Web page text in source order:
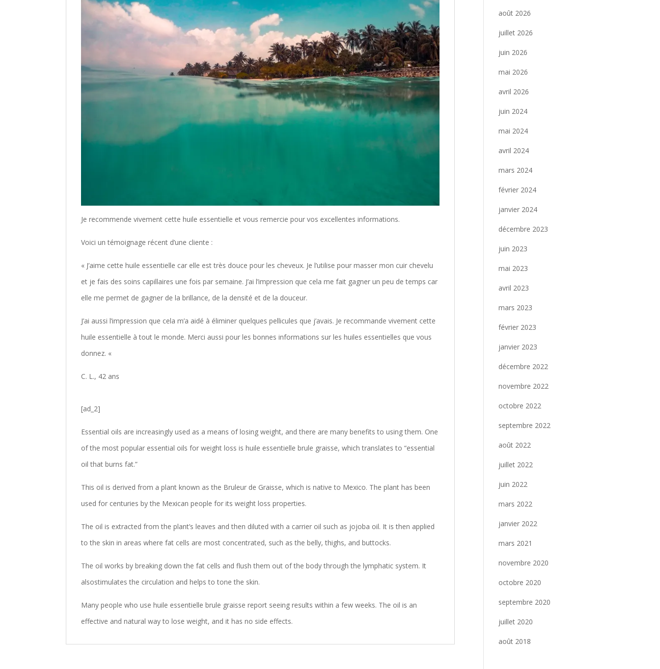
Je recommende vivement cette huile essentielle et vous remercie pour vos excellentes informations.
Voici un témoignage récent d’une cliente :
« J’aime cette huile essentielle car elle est très douce pour les cheveux. Je l’utilise pour masser mon cuir chevelu
et je fais des soins capillaires une fois par semaine. J’ai l’impression que cela me fait gagner un peu de temps car
elle me permet de gagner de la brillance, de la densité et de la douceur.
J’ai aussi l’impression que cela m’a aidé à éliminer quelques pellicules que j’avais. Je recommande vivement cette
huile essentielle à tout le monde. Merci aussi pour les bonnes informations sur les huiles essentielles que vous
donnez. «
C. L., 42 ans
[ad_2]
Essential oils are increasingly used as a means of losing weight, and there are many benefits to using them. One
of the most popular essential oils for weight loss is huile essentielle brule graisse, which translates to “essential
oil that burns fat.”
This oil is derived from a plant known as the Bruleur de Graisse, which is native to Mexico. The plant has been
used for centuries by the Mexican people for its weight loss properties.
The oil is extracted from the plant’s leaves and then diluted with a carrier oil such as jojoba oil. It is then applied
to the skin in areas where fat cells are most concentrated, such as the belly, thighs, and buttocks.
The oil works by breaking down the fat cells and flush them out of the body through the lymphatic system. It
alsostimulates the circulation and helps to tone the skin.
Many people who use huile essentielle brule graisse report seeing results within a few weeks. The oil is an
effective and natural way to lose weight, and it has no side effects.
août 2026
juillet 2026
juin 2026
mai 2026
avril 2026
juin 2024
mai 2024
avril 2024
mars 2024
février 2024
janvier 2024
décembre 2023
juin 2023
mai 2023
avril 2023
mars 2023
février 2023
janvier 2023
décembre 2022
novembre 2022
octobre 2022
septembre 2022
août 2022
juillet 2022
juin 2022
mars 2022
janvier 2022
mars 2021
novembre 2020
octobre 2020
septembre 2020
juillet 2020
août 2018